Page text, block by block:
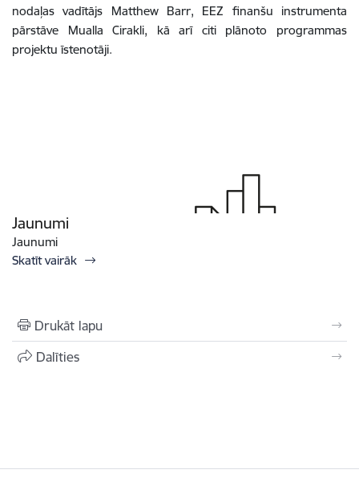
nodaļas vadītājs Matthew Barr, EEZ finanšu instrumenta
pārstāve Mualla Cirakli, kā arī citi plānoto programmas
projektu īstenotāji.
Jaunumi
Jaunumi
Skatīt vairāk
Drukāt lapu
Dalīties